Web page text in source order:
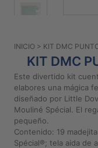
Preguntas
frecuentes
Aviso De
Privacidad
Políticas
Compra
INICIO > KIT DMC
KIT DMC
Este divertido kit
elabores una mágica
diseñado por Little
Mouliné Spécial. El
pequeño.
Contenido: 19
Spécial®; tela aida de